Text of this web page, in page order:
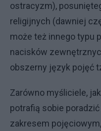
ostracyzm),
religijnych (dawniej
może też innego typu
nacisków
obszerny język pojęć
Zarówno myśliciele,
potrafią sobie
zakresem